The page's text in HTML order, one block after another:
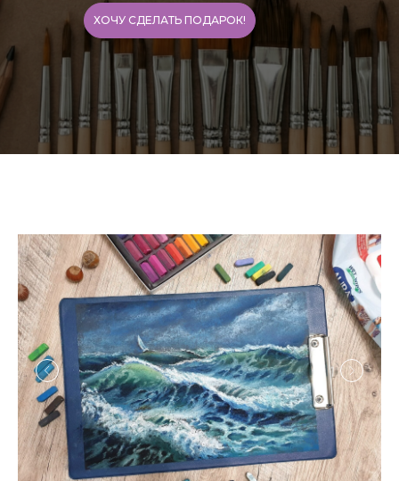
ХОЧУ СДЕЛАТЬ ПОДАРОК!